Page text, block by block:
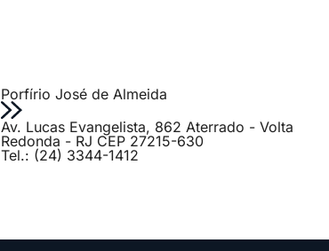
Porfírio José de Almeida
Av. Lucas Evangelista, 862 Aterrado - Volta
Redonda - RJ CEP 27215-630
Tel.: (24) 3344-1412